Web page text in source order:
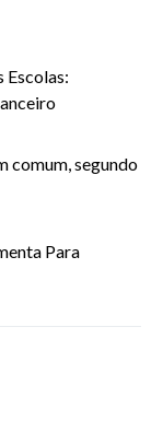
Escolas:
comum, segundo
Para